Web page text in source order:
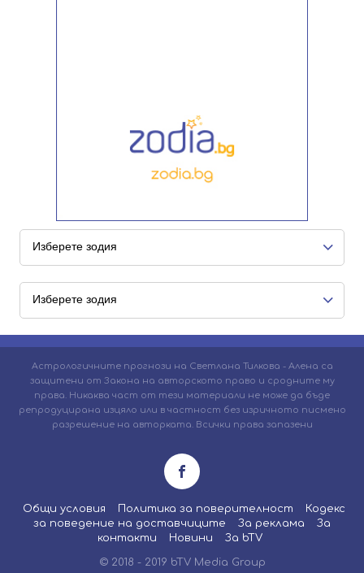
Астрологичните прогнози на Светлана Тилкова - Алена са
защитени от Закона на авторското право и сродните му
права. Никаква част от тези материали не може да бъде
репродуцирана изцяло или в частност без изричното писмено
разрешение на авторката. Всички права запазени
Общи условия Политика за поверителност
Кодекс
за поведение на доставчиците
За реклама
За
контакти
Новини За bTV
© 2018 - 2019 bTV Media Group